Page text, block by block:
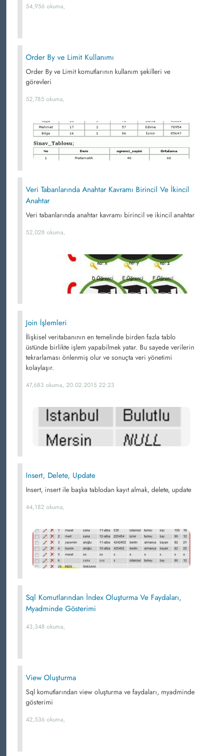
54,956 okuma,
Order By ve Limit Kullanımı
Order By ve Limit komutlarının kullanım şekilleri ve
görevleri
52,785 okuma,
Veri Tabanlarında Anahtar Kavramı Birincil Ve İkincil
Anahtar
Veri tabanlarında anahtar kavramı birincil ve ikincil anahtar
52,028 okuma,
Join İşlemleri
İlişkisel veritabanının en temelinde birden fazla tablo
üstünde birlikte işlem yapabilmek yatar. Bu sayede verilerin
tekrarlaması önlenmiş olur ve sonuçta veri yönetimi
kolaylaşır.
47,683 okuma, 20.02.2015 22:23
Insert, Delete, Update
Insert, insert ile başka tablodan kayıt almak, delete, update
44,182 okuma,
Sql Komutlarından İndex Oluşturma Ve Faydaları,
Myadminde Gösterimi
43,348 okuma,
View Oluşturma
Sql komutlarından view oluşturma ve faydaları, myadminde
gösterimi
42,536 okuma,